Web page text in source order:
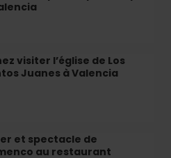
visiter l’église de Los
Juanes à Valencia
et spectacle de
au restaurant